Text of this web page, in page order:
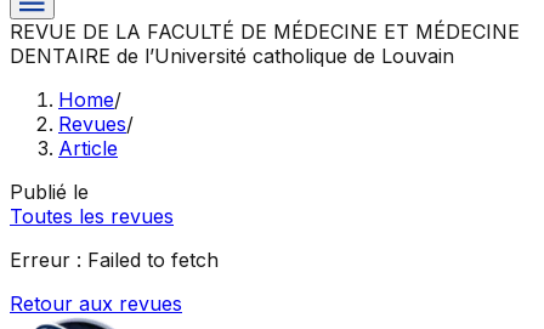
REVUE DE LA FACULTÉ DE MÉDECINE ET MÉDECINE
DENTAIRE de l’Université catholique de Louvain
Home/
Revues/
Article
Publié le
Toutes les revues
Erreur : Failed to fetch
Retour aux revues